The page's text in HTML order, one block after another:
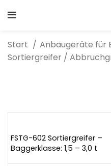
Start
Anbaugeräte für
Sortiergreifer /
FSTG-602 Sortiergreifer –
Baggerklasse: 1,5 – 3,0 t